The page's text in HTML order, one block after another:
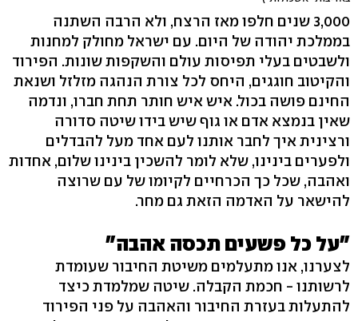
3,000 שנים חלפו מאז הרצח, ולא הרבה השתנה
בממלכת יהודה של היום. עם ישראל מחולק למחנות
ולשבטים בעלי תפיסות עולם והשקפות שונות. הפירוד
והקיטוב חוגגים, היחס לכל צורת הנהגה מזלזל ושנאת
החינם פושה בכול. איש איש חותר תחת חברו, ונדמה
שאין בנמצא אדם או גוף שיש בידו שיטה סדורה
ורצינית איך לחבר אותנו לעם אחד מעל להבדלים
ולפערים בינינו, שלא לומר להשכין בינינו שלום, אחדות
ואהבה, שכל כך הכרחיים לקיומו של עם שרוצה
להישאר על האדמה הזאת גם מחר.
"על כל פשעים תכסה אהבה"
לצערנו, אנו מתעלמים משיטת החיבור שעומדת
לרשותנו - חכמת הקבלה. שיטה שמלמדת כיצד
להתעלות בעזרת החיבור והאהבה על פני הפירוד